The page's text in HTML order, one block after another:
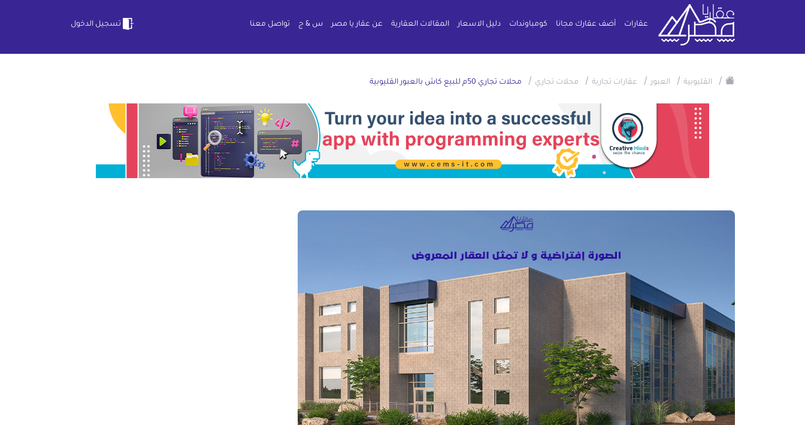
عقارات أضف عقارك مجانا كومباوندات دليل الاسعار المقالات العقارية عن عقار يا مصر س & ج تواصل معنا تسجيل الدخول
/ القليوبية / العبور / عقارات تجارية / محلات تجاري / محلات تجاري 50م للبيع كاش بالعبور القليوبية